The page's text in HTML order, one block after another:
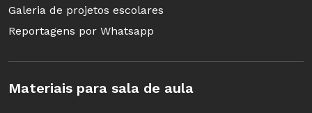
Galeria de projetos escolares
Reportagens por Whatsapp
Materiais para sala de aula